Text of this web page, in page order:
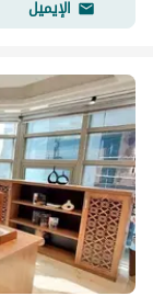
الإيميل